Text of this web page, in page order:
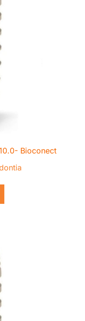
Bioconect